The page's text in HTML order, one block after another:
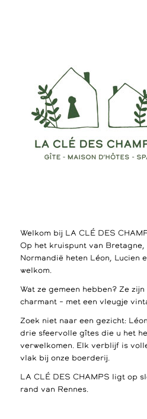
Welkom bij LA CLÉ DES
Op het kruispunt van
Normandië heten Léon, Lucien
welkom.
Wat ze gemeen hebben? Ze
charmant – met een vleugje
Zoek niet naar een gezicht:
drie sfeervolle gîtes die u het
verwelkomen. Elk verblijf is
vlak bij onze boerderij.
LA CLÉ DES CHAMPS ligt op
rand van Rennes.